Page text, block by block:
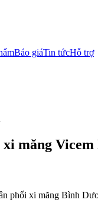
Báo giáTin tứcHỗ trợ
măng
phối xi măng Bình